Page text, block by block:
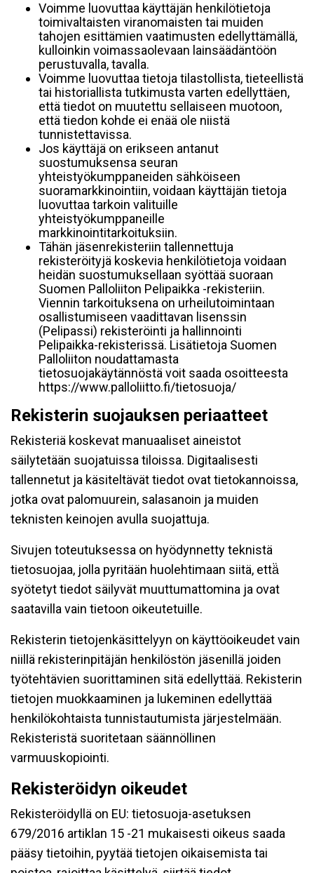
Voimme luovuttaa käyttäjän henkilötietoja
toimivaltaisten viranomaisten tai muiden
tahojen esittämien vaatimusten edellyttämällä,
kulloinkin voimassaolevaan lainsäädäntöön
perustuvalla, tavalla.
Voimme luovuttaa tietoja tilastollista, tieteellistä
tai historiallista tutkimusta varten edellyttäen,
että tiedot on muutettu sellaiseen muotoon,
että tiedon kohde ei enää ole niistä
tunnistettavissa.
Jos käyttäjä on erikseen antanut
suostumuksensa seuran
yhteistyökumppaneiden sähköiseen
suoramarkkinointiin, voidaan käyttäjän tietoja
luovuttaa tarkoin valituille
yhteistyökumppaneille
markkinointitarkoituksiin.
Tähän jäsenrekisteriin tallennettuja
rekisteröityjä koskevia henkilötietoja voidaan
heidän suostumuksellaan syöttää suoraan
Suomen Palloliiton Pelipaikka -rekisteriin.
Viennin tarkoituksena on urheilutoimintaan
osallistumiseen vaadittavan lisenssin
(Pelipassi) rekisteröinti ja hallinnointi
Pelipaikka-rekisterissä. Lisätietoja Suomen
Palloliiton noudattamasta
tietosuojakäytännöstä voit saada osoitteesta
https://www.palloliitto.fi/tietosuoja/
Rekisterin suojauksen periaatteet
Rekisteriä koskevat manuaaliset aineistot
säilytetään suojatuissa tiloissa. Digitaalisesti
tallennetut ja käsiteltävät tiedot ovat tietokannoissa,
jotka ovat palomuurein, salasanoin ja muiden
teknisten keinojen avulla suojattuja.
Sivujen toteutuksessa on hyödynnetty teknistä
tietosuojaa, jolla pyritään huolehtimaan siitä, että̈
syötetyt tiedot säilyvät muuttumattomina ja ovat
saatavilla vain tietoon oikeutetuille.
Rekisterin tietojenkäsittelyyn on käyttöoikeudet vain
niillä rekisterinpitäjän henkilöstön jäsenillä joiden
työtehtävien suorittaminen sitä edellyttää. Rekisterin
tietojen muokkaaminen ja lukeminen edellyttää
henkilökohtaista tunnistautumista järjestelmään.
Rekisteristä suoritetaan säännöllinen
varmuuskopiointi.
Rekisteröidyn oikeudet
Rekisteröidyllä on EU: tietosuoja-asetuksen
679/2016 artiklan 15 -21 mukaisesti oikeus saada
pääsy tietoihin, pyytää tietojen oikaisemista tai